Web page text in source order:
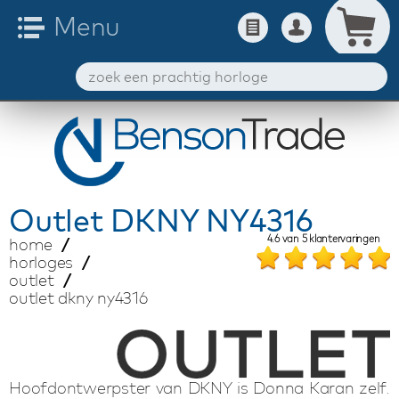
OutletDKNY NY4316
home
horloges
outlet
outlet dkny ny4316
4.6van 5klantervaringen
Hoofdontwerpster van DKNY is Donna Karan zelf.